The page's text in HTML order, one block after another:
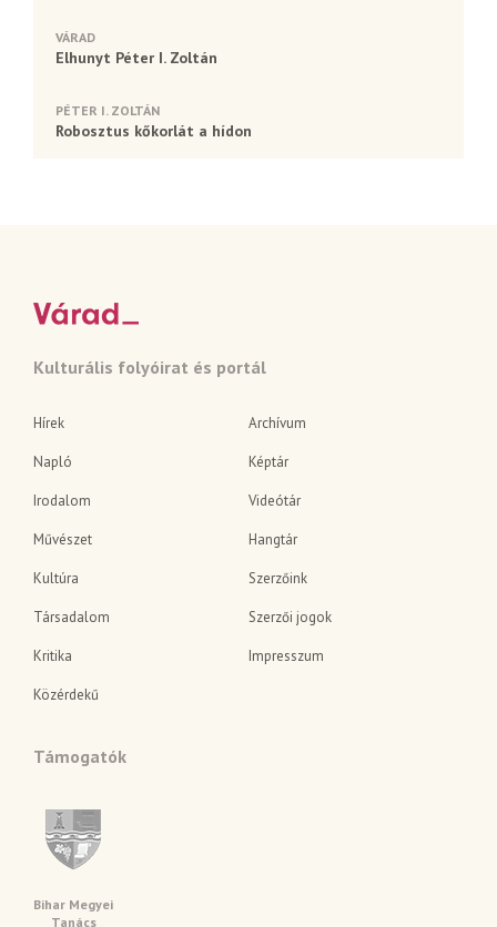
VÁRAD
Elhunyt Péter I. Zoltán
PÉTER I. ZOLTÁN
Robosztus kőkorlát a hídon
Kulturális folyóirat és portál
Hírek
Napló
Irodalom
Művészet
Kultúra
Társadalom
Kritika
Közérdekű
Archívum
Képtár
Videótár
Hangtár
Szerzőink
Szerzői jogok
Impresszum
Támogatók
Bihar Megyei
Tanács